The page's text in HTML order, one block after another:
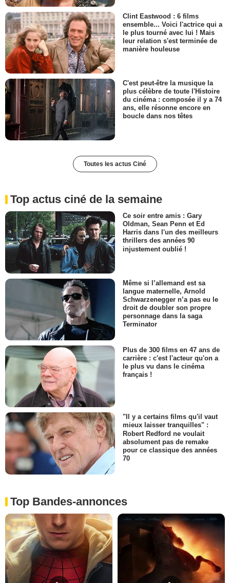
Clint Eastwood : 6 films
ensemble... Voici l'actrice qui a
le plus tourné avec lui ! Mais
leur relation s'est terminée de
manière houleuse
C'est peut-être la musique la
plus célèbre de toute l'Histoire
du cinéma : composée il y a 74
ans, elle résonne encore en
boucle dans nos têtes
Toutes les actus Ciné
Top actus ciné de la semaine
Ce soir entre amis : Gary
Oldman, Sean Penn et Ed
Harris dans l'un des meilleurs
thrillers des années 90
injustement oublié !
Même si l’allemand est sa
langue maternelle, Arnold
Schwarzenegger n’a pas eu le
droit de doubler son propre
personnage dans la saga
Terminator
Plus de 300 films en 47 ans de
carrière : c'est l'acteur qu'on a
le plus vu dans le cinéma
français !
"Il y a certains films qu'il vaut
mieux laisser tranquilles" :
Robert Redford ne voulait
absolument pas de remake
pour ce classique des années
70
Top Bandes-annonces